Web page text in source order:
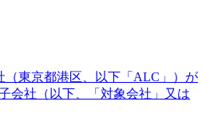
（東京都港区、以下「ALC」）が
会社（以下、「対象会社」又は